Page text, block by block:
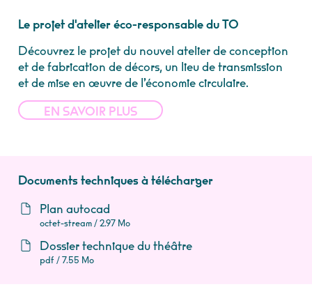
Le projet d'atelier éco-responsable du TO
Découvrez le projet du nouvel atelier deconception
et de fabrication de décors, un lieu de transmission
et de mise en œuvre de l’économie circulaire.
EN SAVOIR PLUS
Documents techniques à télécharger
Plan autocad
octet-stream / 2.97 Mo
Dossier technique du théâtre
pdf / 7.55 Mo